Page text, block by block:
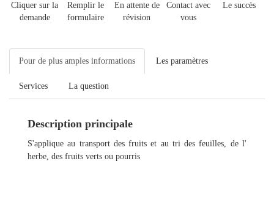
Cliquer sur la
demande
Remplir le
formulaire
En attente de
révision
Contact avec
vous
Le succès
Pour de plus amples informations Les paramètres
Services La question
Description principale
S'applique au transport des fruits et au tri des feuilles, de l'
herbe, des fruits verts ou pourris